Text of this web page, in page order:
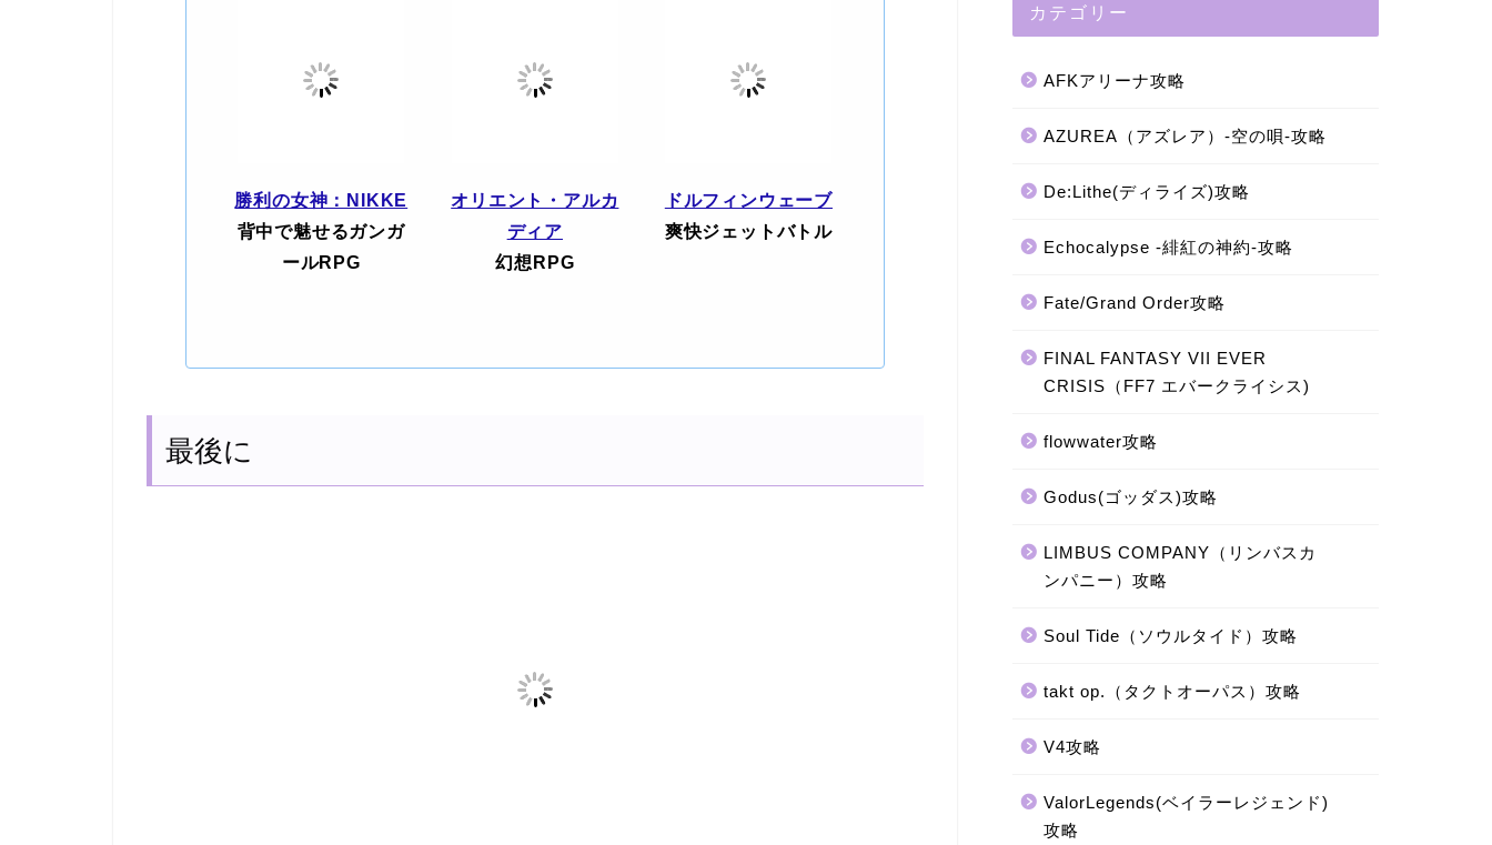
勝利の女神：NIKKE
背中で魅せるガンガ
ールRPG
オリエント・アルカ
ディア
幻想RPG
ドルフィンウェーブ
爽快ジェットバトル
最後に
カテゴリー
AFKアリーナ攻略
AZUREA（アズレア）-空の唄-攻略
De:Lithe(ディライズ)攻略
Echocalypse -緋紅の神約-攻略
Fate/Grand Order攻略
FINAL FANTASY VII EVER
CRISIS（FF7 エバークライシス)
flowwater攻略
Godus(ゴッダス)攻略
LIMBUS COMPANY（リンバスカ
ンパニー）攻略
Soul Tide（ソウルタイド）攻略
takt op.（タクトオーパス）攻略
V4攻略
ValorLegends(ベイラーレジェンド)
攻略